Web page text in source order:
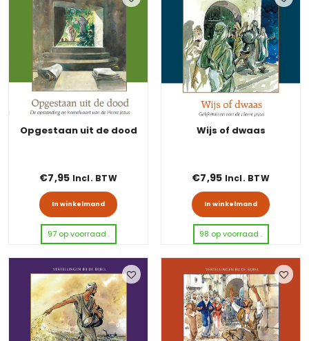
Opgestaan uit de dood
€7,95 Incl. BTW
In winkelmand
97 op voorraad .
Wijs of dwaas
€7,95 Incl. BTW
In winkelmand
98 op voorraad .